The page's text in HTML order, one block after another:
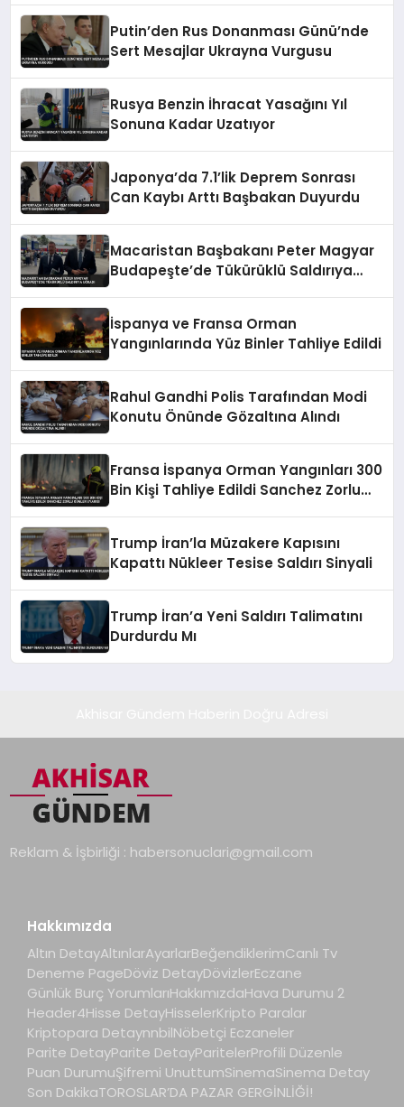
Putin’den Rus Donanması Günü’nde
Sert Mesajlar Ukrayna Vurgusu
Rusya Benzin İhracat Yasağını Yıl
Sonuna Kadar Uzatıyor
Japonya’da 7.1’lik Deprem Sonrası
Can Kaybı Arttı Başbakan Duyurdu
Macaristan Başbakanı Peter Magyar
Budapeşte’de Tükürüklü Saldırıya
İspanya ve Fransa Orman
Yangınlarında Yüz Binler Tahliye Edildi
Rahul Gandhi Polis Tarafından Modi
Konutu Önünde Gözaltına Alındı
Fransa İspanya Orman Yangınları 300
Bin Kişi Tahliye Edildi Sanchez Zorlu
Trump İran’la Müzakere Kapısını
Kapattı Nükleer Tesise Saldırı Sinyali
Trump İran’a Yeni Saldırı Talimatını
Durdurdu Mı
Reklam & İşbirliği : habersonuclari@gmail.com
Hakkımızda
Altın DetayAltınlarAyarlarBeğendiklerimCanlı Tv
Deneme PageDöviz DetayDövizlerEczane
Günlük Burç YorumlarıHakkımızdaHava Durumu 2
Header4Hisse DetayHisselerKripto Paralar
Kriptopara DetaynnbilNöbetçi Eczaneler
Parite DetayParite DetayParitelerProfili Düzenle
Puan DurumuŞifremi UnuttumSinemaSinema Detay
Son DakikaTOROSLAR’DA PAZAR GERGİNLİĞİ!